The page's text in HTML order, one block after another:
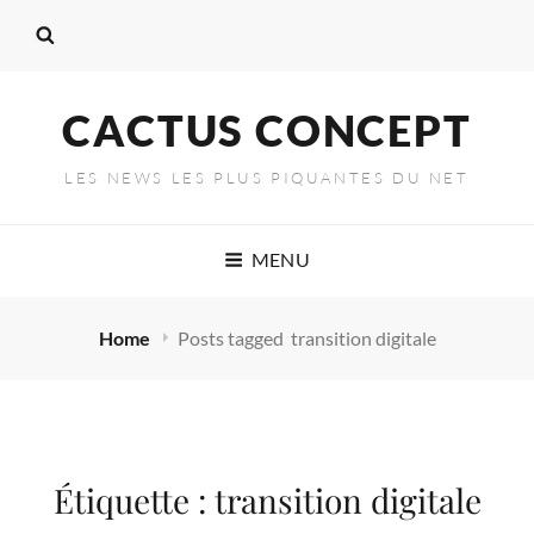
CACTUS CONCEPT
LES NEWS LES PLUS PIQUANTES DU NET
MENU
Home Posts tagged transition digitale
Étiquette : transition digitale